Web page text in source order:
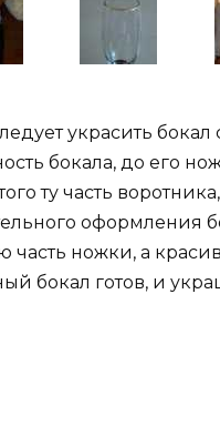
украсить
бокала, до его
ту часть
оформления
часть ножки, а
бокал готов, и